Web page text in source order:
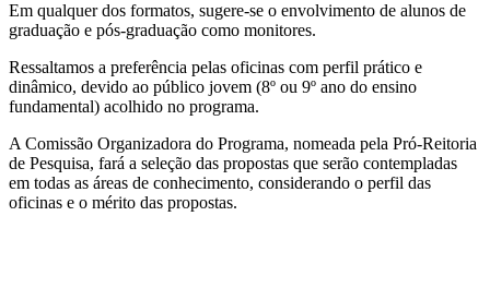
Em qualquer dos formatos, sugere-se o envolvimento de alunos de
graduação e pós-graduação como monitores.
Ressaltamos a preferência pelas oficinas com perfil prático e
dinâmico, devido ao público jovem (8º ou 9º ano do ensino
fundamental) acolhido no programa.
A Comissão Organizadora do Programa, nomeada pela Pró-Reitoria
de Pesquisa, fará a seleção das propostas que serão contempladas
em todas as áreas de conhecimento, considerando o perfil das
oficinas e o mérito das propostas.